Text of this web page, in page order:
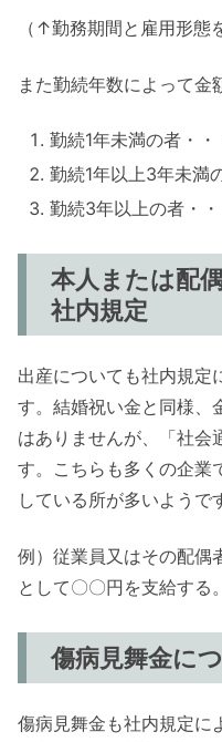
（↑勤務期間と雇用形態
また勤続年数によって金
勤続1年未満の者・
勤続1年以上3年未満
勤続3年以上の者・
本人または配
社内規定
出産についても社内規定
す。結婚祝い金と同様、
はありませんが、「社会
す。こちらも多くの企業
している所が多いようで
例）従業員又はその配偶
として〇〇円を支給する。
傷病見舞金に
傷病見舞金も社内規定に